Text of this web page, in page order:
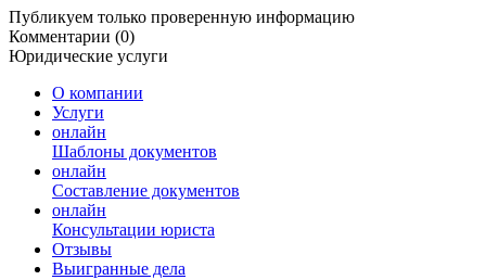
Публикуем только проверенную информацию
Комментарии (0)
Юридические услуги
О компании
Услуги
онлайн
Шаблоны документов
онлайн
Составление документов
онлайн
Консультации юриста
Отзывы
Выигранные дела